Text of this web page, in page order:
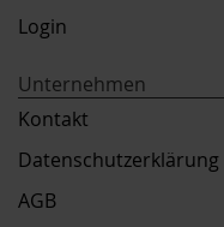
Login
Unternehmen
Kontakt
Datenschutzerklärung
AGB